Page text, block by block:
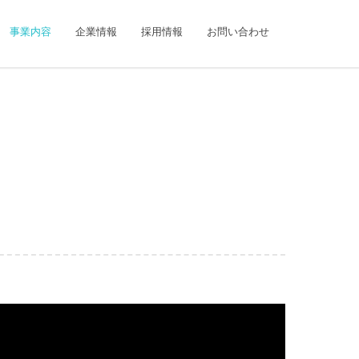
事業内容 企業情報 採用情報 お問い合わせ